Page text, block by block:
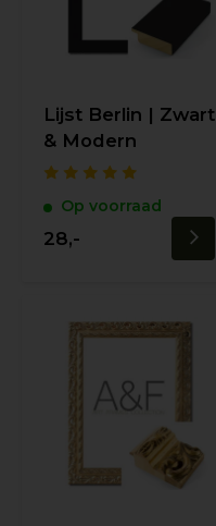
Lijst Berlin | Zwart
& Modern
Op voorraad
28,-